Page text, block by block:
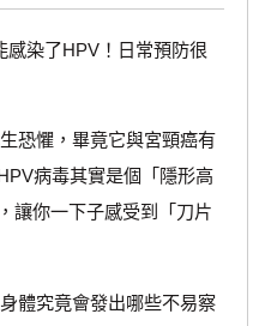
染了HPV！日常預防很
懼，畢竟它與宮頸癌有
病毒其實是個「隱形高
讓你一下子感受到「刀片
究竟會發出哪些不易察